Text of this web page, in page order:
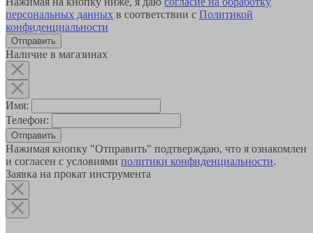
персональных данных в соответствии с Политикой
конфиденциальности
Наличие в магазинах
Имя:
Телефон:
Отправить
Нажимая кнопку "Отправить" подтверждаю, что я ознакомлен
и согласен с условиями политики конфиденциальности.
Заявка на прокат инструмента